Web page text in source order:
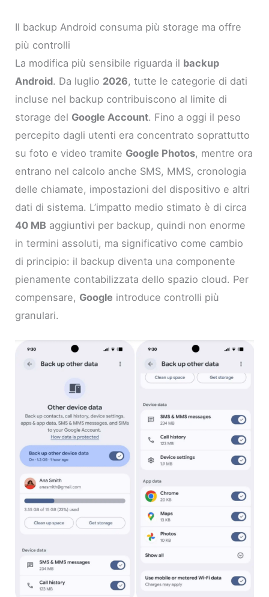
Il backup Android consuma più storage ma offre
più controlli
La modifica più sensibile riguarda il backup
Android. Da luglio 2026, tutte le categorie di dati
incluse nel backup contribuiscono al limite di
storage del Google Account. Fino a oggi il peso
percepito dagli utenti era concentrato soprattutto
su foto e video tramite Google Photos, mentre ora
entrano nel calcolo anche SMS, MMS, cronologia
delle chiamate, impostazioni del dispositivo e altri
dati di sistema. L’impatto medio stimato è di circa
40 MB aggiuntivi per backup, quindi non enorme
in termini assoluti, ma significativo come cambio
di principio: il backup diventa una componente
pienamente contabilizzata dello spazio cloud. Per
compensare, Google introduce controlli più
granulari.